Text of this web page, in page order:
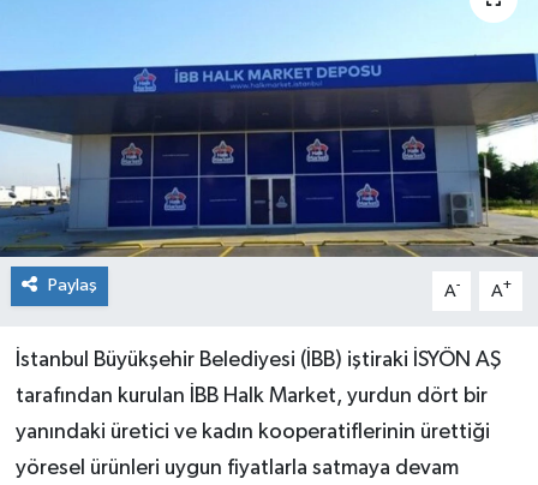
Paylaş A- A+
İstanbul Büyükşehir Belediyesi (İBB) iştiraki İSYÖN AŞ
tarafından kurulan İBB Halk Market, yurdun dört bir
yanındaki üretici ve kadın kooperatiflerinin ürettiği
yöresel ürünleri uygun fiyatlarla satmaya devam